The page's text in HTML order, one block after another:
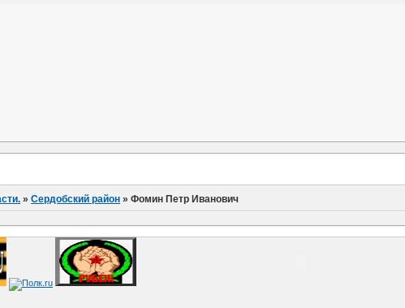
»Сердобский район »Фомин Петр Иванович